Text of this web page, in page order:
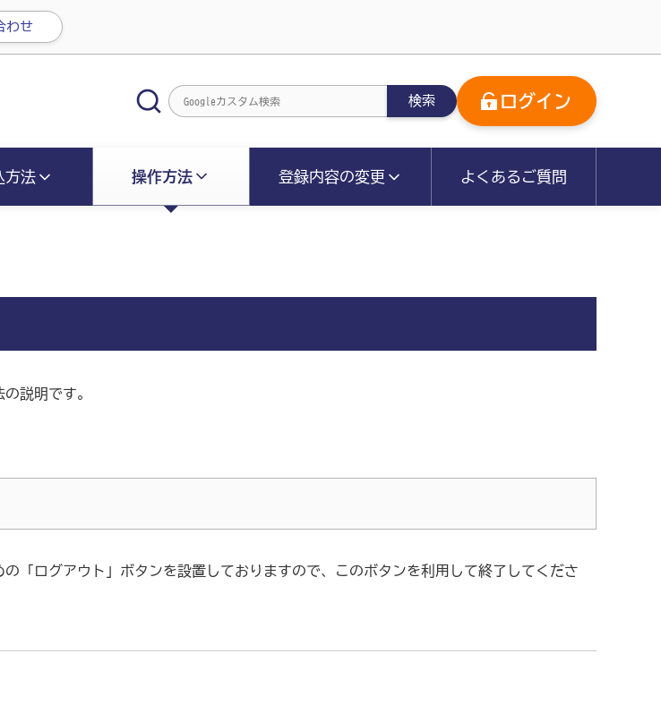
わせ
検索 ログイン
方法 操作方法 登録内容の変更 よくあるご質問
説明です。
「ログアウト」ボタンを設置しておりますので、このボタンを利用して終了してくださ